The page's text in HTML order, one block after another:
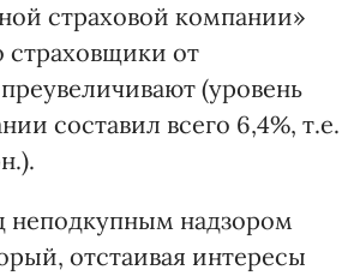
страховой компании»
страховщики от
(уровень
составил всего 6,4%, т.е.
неподкупным надзором
отстаивая интересы